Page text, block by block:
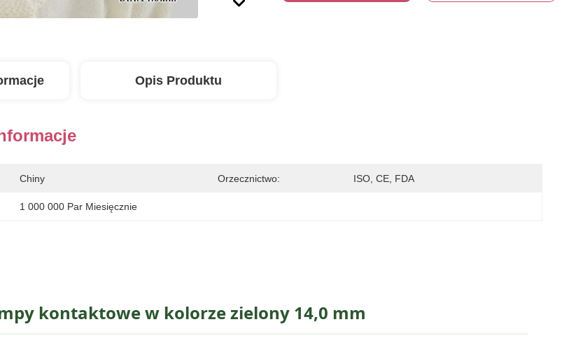
Opis Produktu
Chiny Orzecznictwo: ISO, CE, FDA
1 000 000 Par Miesięcznie
kontaktowe w kolorze zielony 14,0 mm